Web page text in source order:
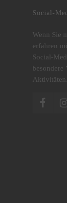
Social-
Wenn Sie
erfahren
Social-
besondere
Aktivitäten.